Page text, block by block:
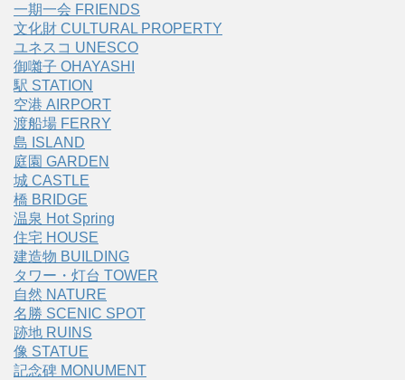
一期一会 FRIENDS
文化財 CULTURAL PROPERTY
ユネスコ UNESCO
御囃子 OHAYASHI
駅 STATION
空港 AIRPORT
渡船場 FERRY
島 ISLAND
庭園 GARDEN
城 CASTLE
橋 BRIDGE
温泉 Hot Spring
住宅 HOUSE
建造物 BUILDING
タワー・灯台 TOWER
自然 NATURE
名勝 SCENIC SPOT
跡地 RUINS
像 STATUE
記念碑 MONUMENT